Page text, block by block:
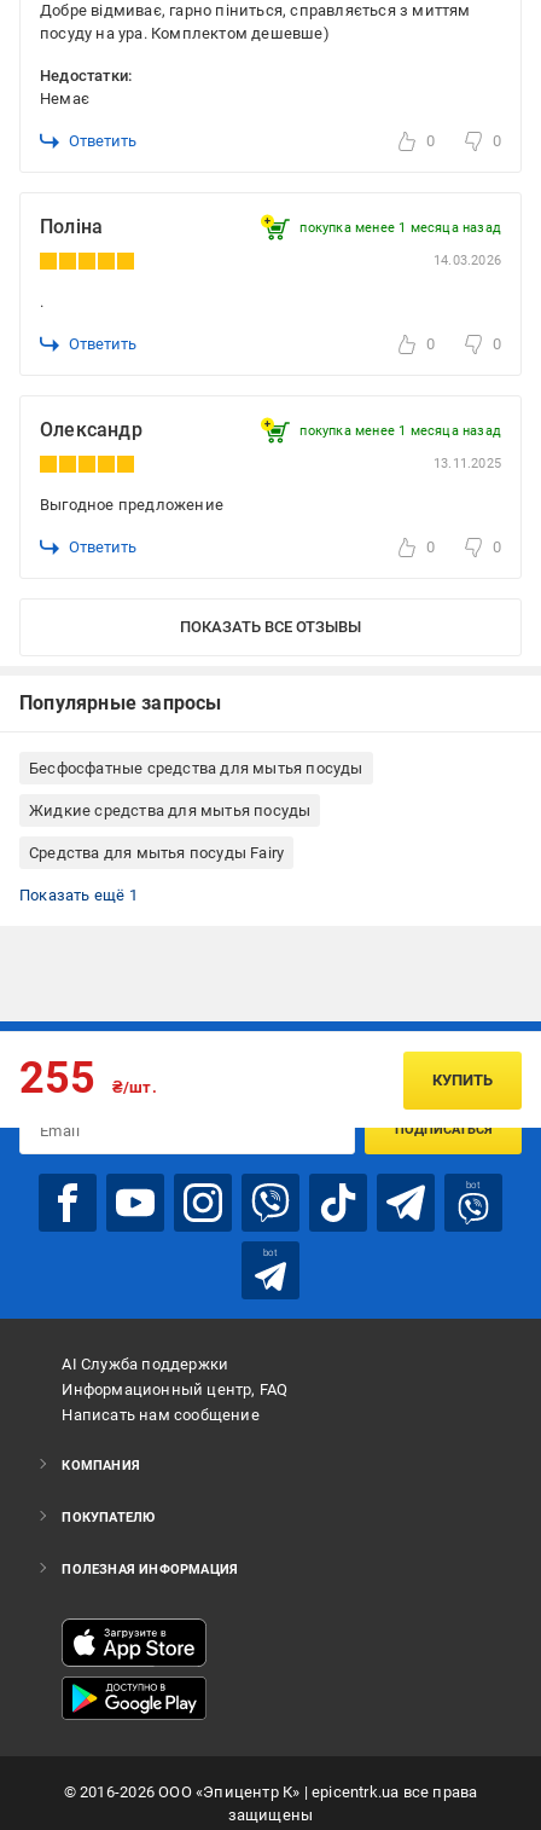
Добре відмиває, гарно піниться, справляється з миттям
посуду на ура. Комплектом дешевше)
Недостатки:
Немає
Ответить 0 0
Поліна покупка менее 1 месяца назад
14.03.2026
.
Ответить 0 0
Олександр покупка менее 1 месяца назад
13.11.2025
Выгодное предложение
Ответить 0 0
ПОКАЗАТЬ ВСЕ ОТЗЫВЫ
Популярные запросы
Бесфосфатные средства для мытья посуды
Жидкие средства для мытья посуды
Средства для мытья посуды Fairy
Средства для ручного мытья посуды
Показать ещё 1
255 ₴/шт. КУПИТЬ
Подписывайтесь, чтобы узнавать первым об акцияx и
ПОДПИСАТЬСЯ
bot
bot
AI Служба поддержки
Информационный центр, FAQ
Написать нам сообщение
КОМПАНИЯ
ПОКУПАТЕЛЮ
ПОЛЕЗНАЯ ИНФОРМАЦИЯ
©2016-2026ООО «Эпицентр К» | epicentrk.ua все права
защищены